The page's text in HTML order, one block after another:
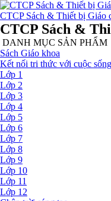
CTCP Sách & Thiết bị Giáo
CTCP Sách &
DANH MỤC SẢN PHẨM
Sách Giáo khoa
Kết nối tri thức với cuộc sống
Lớp 1
Lớp 2
Lớp 3
Lớp 4
Lớp 5
Lớp 6
Lớp 7
Lớp 8
Lớp 9
Lớp 10
Lớp 11
Lớp 12